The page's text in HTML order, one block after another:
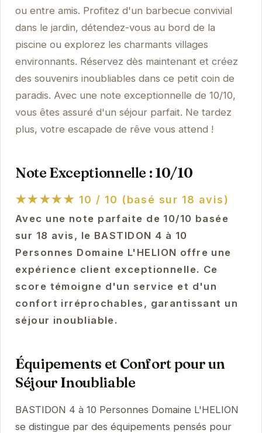
ou entre amis. Profitez d'un barbecue convivial
dans le jardin, détendez-vous au bord de la
piscine ou explorez les charmants villages
environnants. Réservez dès maintenant et créez
des souvenirs inoubliables dans ce petit coin de
paradis. Avec une note exceptionnelle de 10/10,
vous êtes assuré d'un séjour parfait. Ne tardez
plus, votre escapade de rêve vous attend !
Note Exceptionnelle : 10/10
★★★★★ 10 / 10 (basé sur 18 avis)
Avec une note parfaite de 10/10 basée
sur 18 avis, le BASTIDON 4 à 10
Personnes Domaine L'HELION offre une
expérience client exceptionnelle. Ce
score témoigne d'un service et d'un
confort irréprochables, garantissant un
séjour inoubliable.
Équipements et Confort pour un
Séjour Inoubliable
BASTIDON 4 à 10 Personnes Domaine L'HELION
se distingue par des équipements pensés pour